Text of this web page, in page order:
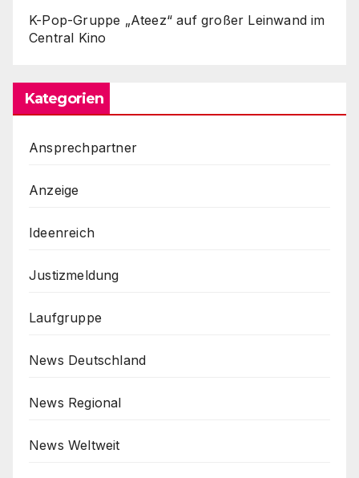
K-Pop-Gruppe „Ateez“ auf großer Leinwand im
Central Kino
Kategorien
Ansprechpartner
Anzeige
Ideenreich
Justizmeldung
Laufgruppe
News Deutschland
News Regional
News Weltweit